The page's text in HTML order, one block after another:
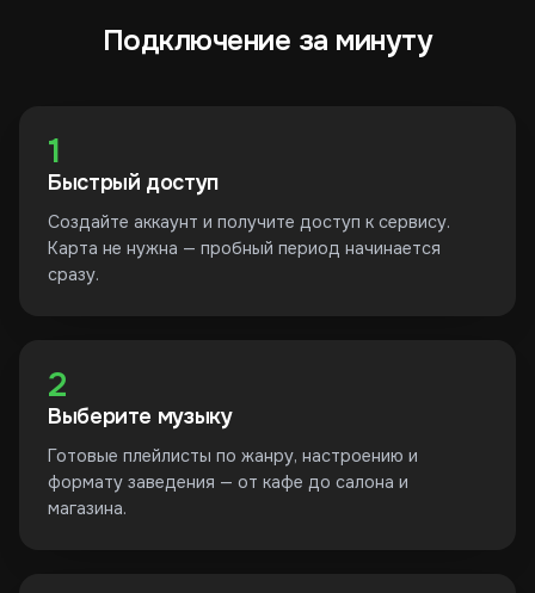
Подключение за минуту
1
Быстрый доступ
Создайте аккаунт и получите доступ к сервису.
Карта не нужна — пробный период начинается
сразу.
2
Выберите музыку
Готовые плейлисты по жанру, настроению и
формату заведения — от кафе до салона и
магазина.